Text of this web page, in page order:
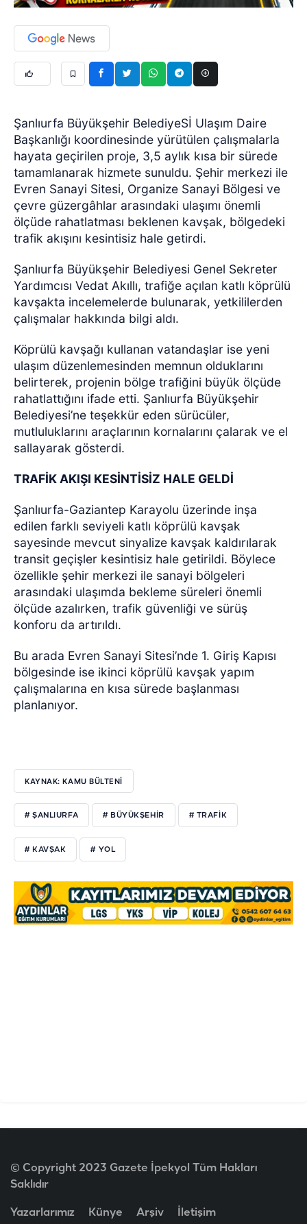
Şanlıurfa Büyükşehir BelediyeSİ Ulaşım Daire
Başkanlığı koordinesinde yürütülen çalışmalarla
hayata geçirilen proje, 3,5 aylık kısa bir sürede
tamamlanarak hizmete sunuldu. Şehir merkezi ile
Evren Sanayi Sitesi, Organize Sanayi Bölgesi ve
çevre güzergâhlar arasındaki ulaşımı önemli
ölçüde rahatlatması beklenen kavşak, bölgedeki
trafik akışını kesintisiz hale getirdi.
Şanlıurfa Büyükşehir Belediyesi Genel Sekreter
Yardımcısı Vedat Akıllı, trafiğe açılan katlı köprülü
kavşakta incelemelerde bulunarak, yetkililerden
çalışmalar hakkında bilgi aldı.
Köprülü kavşağı kullanan vatandaşlar ise yeni
ulaşım düzenlemesinden memnun olduklarını
belirterek, projenin bölge trafiğini büyük ölçüde
rahatlattığını ifade etti. Şanlıurfa Büyükşehir
Belediyesi’ne teşekkür eden sürücüler,
mutluluklarını araçlarının kornalarını çalarak ve el
sallayarak gösterdi.
TRAFİK AKIŞI KESİNTİSİZ HALE GELDİ
Şanlıurfa-Gaziantep Karayolu üzerinde inşa
edilen farklı seviyeli katlı köprülü kavşak
sayesinde mevcut sinyalize kavşak kaldırılarak
transit geçişler kesintisiz hale getirildi. Böylece
özellikle şehir merkezi ile sanayi bölgeleri
arasındaki ulaşımda bekleme süreleri önemli
ölçüde azalırken, trafik güvenliği ve sürüş
konforu da artırıldı.
Bu arada Evren Sanayi Sitesi’nde 1. Giriş Kapısı
bölgesinde ise ikinci köprülü kavşak yapım
çalışmalarına en kısa sürede başlanması
planlanıyor.
KAYNAK: KAMU BÜLTENİ
# ŞANLIURFA # BÜYÜKŞEHIR # TRAFIK
# KAVŞAK # YOL
© Copyright 2023 Gazete İpekyol Tüm Hakları
Saklıdır
Yazarlarımız Künye Arşiv İletişim